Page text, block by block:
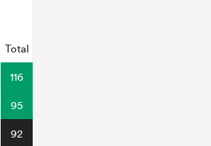
Total
116
95
92